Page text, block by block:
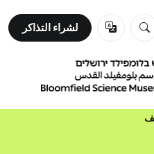
لشراء التذاكر